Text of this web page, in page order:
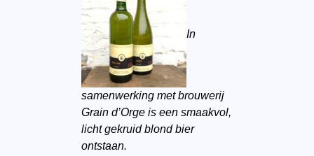
In
samenwerking met brouwerij
Grain d’Orge is een smaakvol,
licht gekruid blond bier
ontstaan.